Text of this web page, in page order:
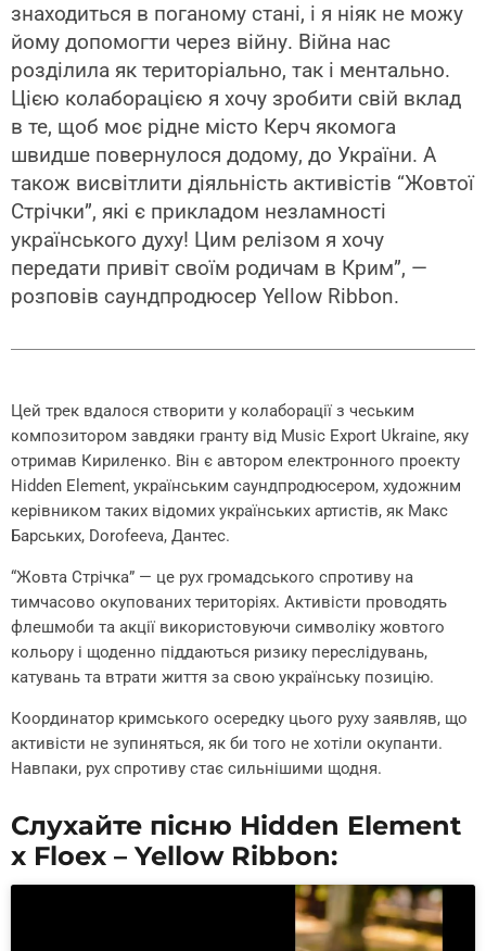
знаходиться в поганому стані, і я ніяк не можу
йому допомогти через війну. Війна нас
розділила як територіально, так і ментально.
Цією колаборацією я хочу зробити свій вклад
в те, щоб моє рідне місто Керч якомога
швидше повернулося додому, до України. А
також висвітлити діяльність активістів “Жовтої
Стрічки”, які є прикладом незламності
українського духу! Цим релізом я хочу
передати привіт своїм родичам в Крим”, —
розповів саундпродюсер Yellow Ribbon.
Цей трек вдалося створити у колаборації з чеським
композитором завдяки гранту від Music Export Ukraine, яку
отримав Кириленко. Він є автором електронного проекту
Hidden Element, українським саундпродюсером, художним
керівником таких відомих українських артистів, як Макс
Барських, Dorofeeva, Дантес.
“Жовта Стрічка” — це рух громадського спротиву на
тимчасово окупованих територіях. Активісти проводять
флешмоби та акції використовуючи символіку жовтого
кольору і щоденно піддаються ризику переслідувань,
катувань та втрати життя за свою українську позицію.
Координатор кримського осередку цього руху заявляв, що
активісти не зупиняться, як би того не хотіли окупанти.
Навпаки, рух спротиву стає сильнішими щодня.
Слухайте пісню Hidden Element
x Floex – Yellow Ribbon: